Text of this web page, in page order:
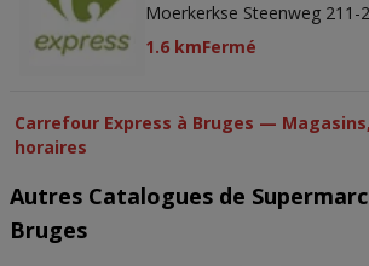
Moerkerkse Steenweg 211-
1.6 kmFermé
Carrefour Express à Bruges —
horaires
Autres Catalogues de
Bruges